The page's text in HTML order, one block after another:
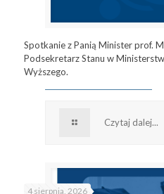
Spotkanie z Panią Minister prof.
Podsekretarz Stanu w
Wyższego.
Czytaj dalej...
4 sierpnia, 2026